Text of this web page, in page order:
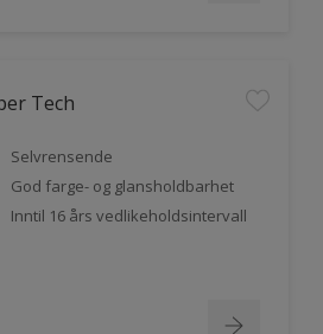
Tech
Selvrensende
God farge- og glansholdbarhet
Inntil 16 års vedlikeholdsintervall